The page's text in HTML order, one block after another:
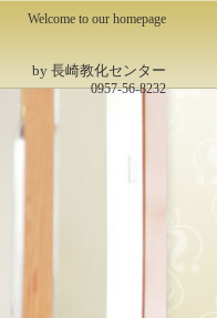
Welcome to our homepage
by 長崎教化センター
0957-56-8232